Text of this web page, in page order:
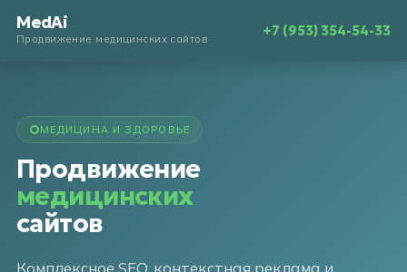
MedAi
Продвижение медицинских сайтов +7 (953) 354-54-33
МЕДИЦИНА И ЗДОРОВЬЕ
Продвижение
медицинских
сайтов
Комплексное SEO, контекстная реклама и